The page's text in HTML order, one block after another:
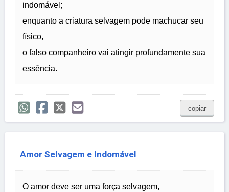
indomável;
enquanto a criatura selvagem pode machucar seu
físico,
o falso companheiro vai atingir profundamente sua
essência.
copiar
Amor Selvagem e Indomável
O amor deve ser uma força selvagem,